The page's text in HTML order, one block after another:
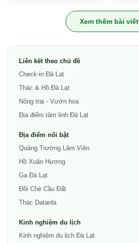
Xem thêm bài viết
Liên kết theo chủ đề
Check-in Đà Lạt
Thác & Hồ Đà Lạt
Nông trại - Vườn hoa
Địa điểm tâm linh Đà Lạt
Địa điểm nổi bật
Quảng Trường Lâm Viên
Hồ Xuân Hương
Ga Đà Lạt
Đồi Chè Cầu Đất
Thác Datanla
Kinh nghiệm du lịch
Kinh nghiệm du lịch Đà Lạt